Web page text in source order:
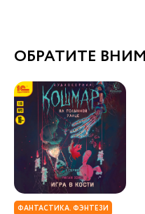
ОБРАТИТЕ
ФАНТАСТИКА. ФЭНТЕЗИ